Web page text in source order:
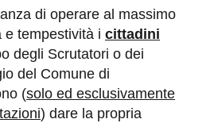
di operare al massimo
e tempestività i cittadini
degli Scrutatori o dei
del Comune di
(solo ed esclusivamente
) dare la propria